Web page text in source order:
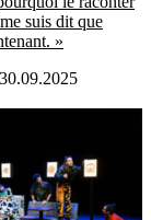
suis dit que
»